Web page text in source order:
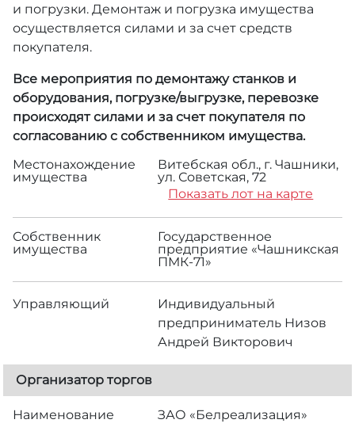
и погрузки. Демонтаж и погрузка имущества
осуществляется силами и за счет средств
покупателя.
Все мероприятия по демонтажу станков и
оборудования, погрузке/выгрузке, перевозке
происходят силами и за счет покупателя по
согласованию с собственником имущества.
Местонахождение
имущества
Витебская обл., г. Чашники,
ул. Советская, 72
Показать лот на карте
Собственник
имущества
Государственное
предприятие «Чашникская
ПМК-71»
Управляющий
Индивидуальный
предприниматель Низов
Андрей Викторович
Организатор торгов
Наименование ЗАО «Белреализация»